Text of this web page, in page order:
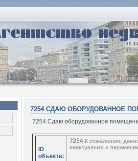
7254 СДАЮ ОБОРУДОВАННОЕ
7254 Сдаю оборудованное
ID
объекта:
7254 К сожалению,
неактуально и